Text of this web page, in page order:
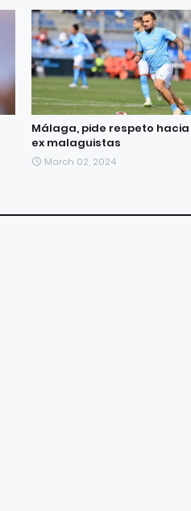
Málaga, pide respeto
ex malaguistas
March 02, 2024